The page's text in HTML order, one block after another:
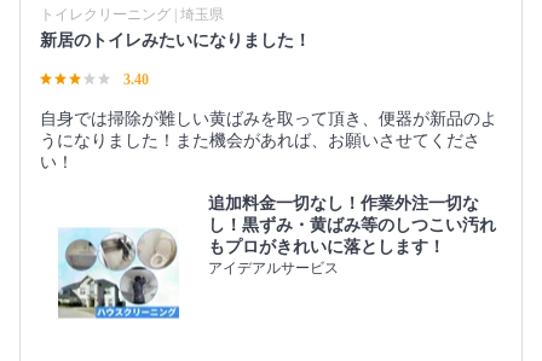
トイレクリーニング | 埼玉県
新居のトイレみたいになりました！
3.40
自身では掃除が難しい黄ばみを取って頂き、便器が新品のよ
うになりました！また機会があれば、お願いさせてくださ
い！
追加料金一切なし！作業外注一切な
し！黒ずみ・黄ばみ等のしつこい汚れ
もプロがきれいに落とします！
アイデアルサービス